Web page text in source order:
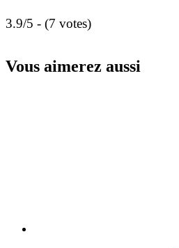
3.9/5 - (7 votes)
Vous aimerez aussi